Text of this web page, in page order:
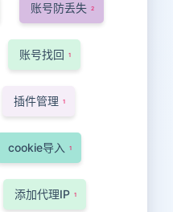
账号防丢失 2
账号找回 1
插件管理 1
cookie导入 1
添加代理IP 1